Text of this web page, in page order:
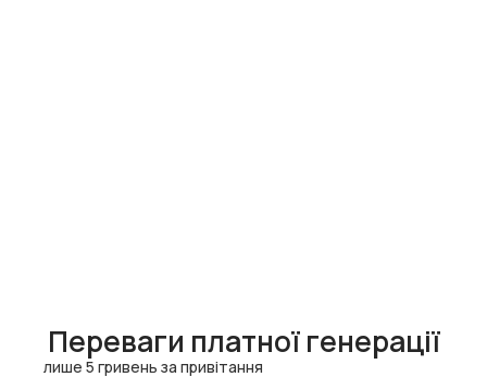
Переваги платної генерації
лише 5 гривень за привітання